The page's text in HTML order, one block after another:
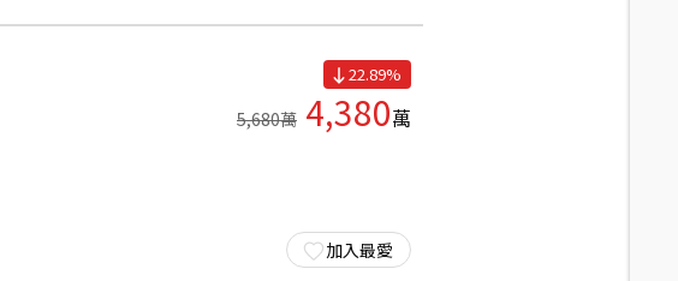
22.89%
5,680萬 4,380萬
加入最愛